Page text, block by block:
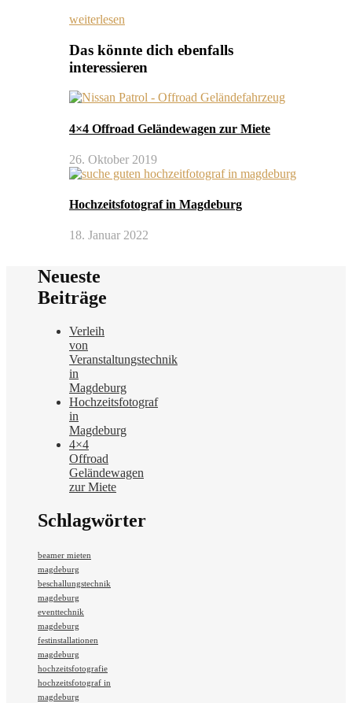
weiterlesen
Das könnte dich ebenfalls
interessieren
4×4 Offroad Geländewagen zur Miete
26. Oktober 2019
Hochzeitsfotograf in Magdeburg
18. Januar 2022
Neueste
Beiträge
Verleih
von
Veranstaltungstechnik
in
Magdeburg
Hochzeitsfotograf
in
Magdeburg
4×4
Offroad
Geländewagen
zur Miete
Schlagwörter
beamer mieten
magdeburg
beschallungstechnik
magdeburg
eventtechnik
magdeburg
festinstallationen
magdeburg
hochzeitsfotografie
hochzeitsfotograf in
magdeburg